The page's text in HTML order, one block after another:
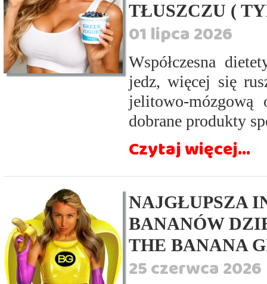
TŁUSZCZU (
01 lipca 2026
Współczesna
jedz, więcej się
jelitowo-mózgową
dobrane produkty
Czytaj więcej...
NAJGŁUPSZA
BANANÓW
THE BANANA
25 czerwca 2026